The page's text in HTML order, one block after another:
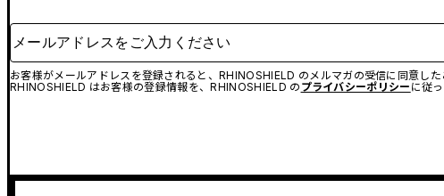
メールアドレスをご入力ください
お客様がメールアドレスを登録されると、RHINOSHIELD のメルマガの受信に同意した
RHINOSHIELD はお客様の登録情報を、RHINOSHIELD の プライバシーポリシー に従